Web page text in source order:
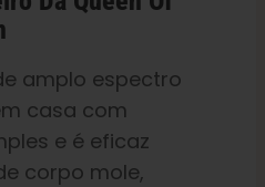
amplo espectro
casa com
e é eficaz
corpo mole,